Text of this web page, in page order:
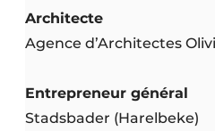
Architecte
Agence d’Architectes
Entrepreneur général
Stadsbader (Harelbeke)